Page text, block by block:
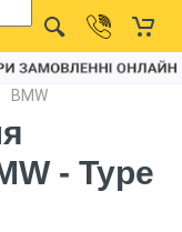
BMW
- Type